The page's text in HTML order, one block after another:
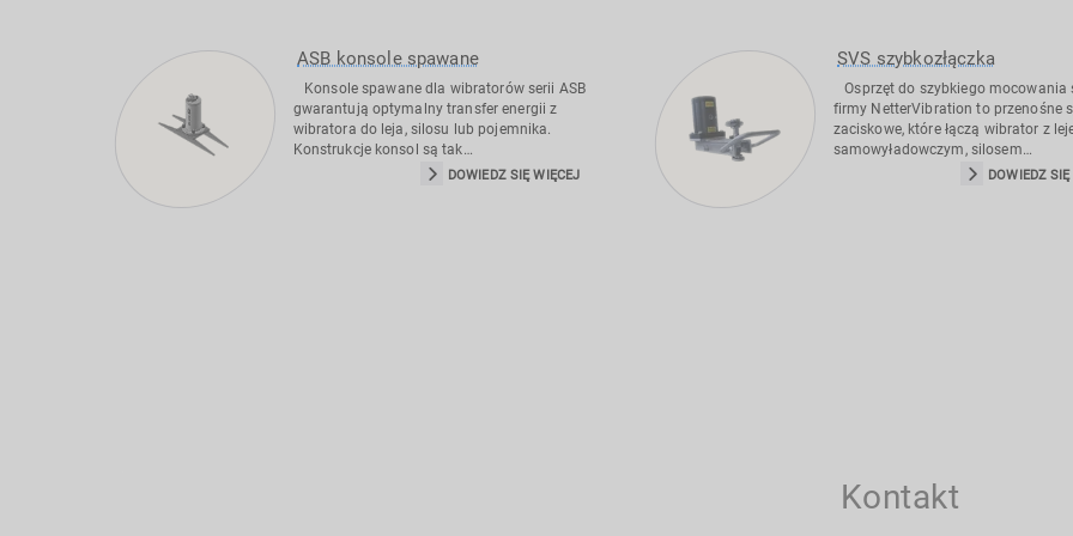
ASB konsole spawane
Konsole spawane dla wibratorów serii ASB
gwarantują optymalny transfer energii z
wibratora do leja, silosu lub pojemnika.
Konstrukcje konsol są tak…
DOWIEDZ SIĘ WIĘCEJ
SVS szybkozłączka
Osprzęt do szybkiego mocowania
firmy NetterVibration to przenośne
zaciskowe, które łączą wibrator z
samowyładowczym, silosem…
DOWIEDZ